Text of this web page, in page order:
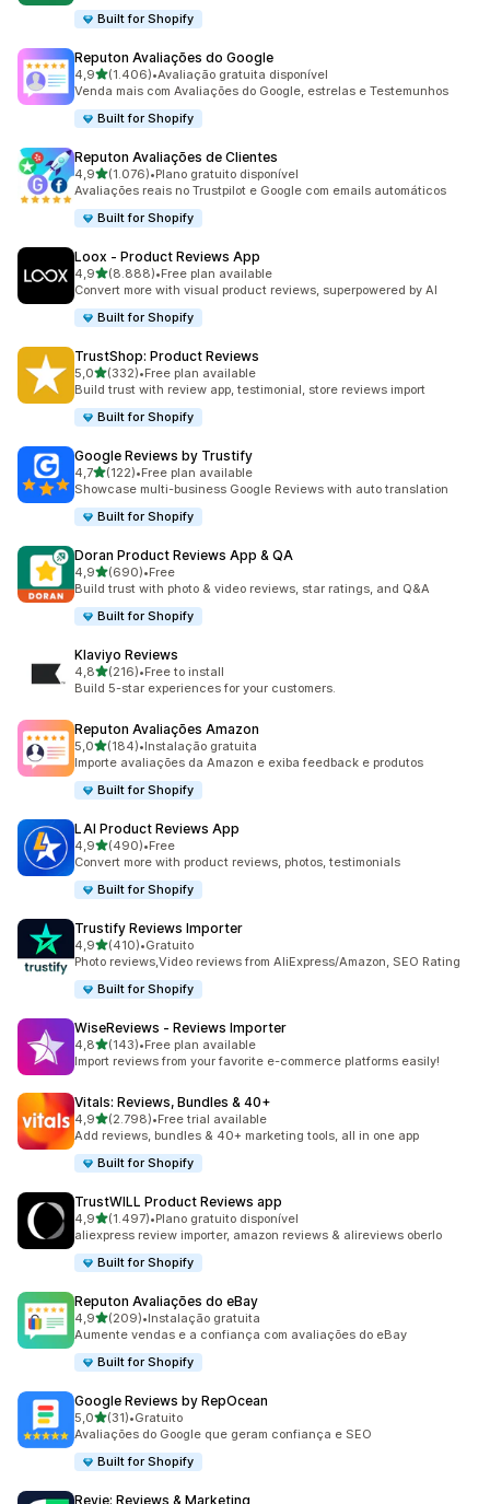
Built for Shopify
Reputon Avaliações do Google
4,9de 5 estrelas
(1.406)
1406 total de avaliações
•Avaliação gratuita disponível
Venda mais com Avaliações do Google, estrelas e Testemunhos
Built for Shopify
Reputon Avaliações de Clientes
4,9de 5 estrelas
(1.076)
1076 total de avaliações
•Plano gratuito disponível
Avaliações reais no Trustpilot e Google com emails automáticos
Built for Shopify
Loox ‑ Product Reviews App
4,9de 5 estrelas
(8.888)
8888 total de avaliações
•Free plan available
Convert more with visual product reviews, superpowered by AI
Built for Shopify
TrustShop: Product Reviews
5,0de 5 estrelas
(332)
332 total de avaliações
•Free plan available
Build trust with review app, testimonial, store reviews import
Built for Shopify
Google Reviews by Trustify
4,7de 5 estrelas
(122)
122 total de avaliações
•Free plan available
Showcase multi-business Google Reviews with auto translation
Built for Shopify
Doran Product Reviews App & QA
4,9de 5 estrelas
(690)
690 total de avaliações
•Free
Build trust with photo & video reviews, star ratings, and Q&A
Built for Shopify
Klaviyo Reviews
4,8de 5 estrelas
(216)
216 total de avaliações
•Free to install
Build 5-star experiences for your customers.
Reputon Avaliações Amazon
5,0de 5 estrelas
(184)
184 total de avaliações
•Instalação gratuita
Importe avaliações da Amazon e exiba feedback e produtos
Built for Shopify
LAI Product Reviews App
4,9de 5 estrelas
(490)
490 total de avaliações
•Free
Convert more with product reviews, photos, testimonials
Built for Shopify
Trustify Reviews Importer
4,9de 5 estrelas
(410)
410 total de avaliações
•Gratuito
Photo reviews,Video reviews from AliExpress/Amazon, SEO Rating
Built for Shopify
WiseReviews ‑ Reviews Importer
4,8de 5 estrelas
(143)
143 total de avaliações
•Free plan available
Import reviews from your favorite e-commerce platforms easily!
Vitals: Reviews, Bundles & 40+
4,9de 5 estrelas
(2.798)
2798 total de avaliações
•Free trial available
Add reviews, bundles & 40+ marketing tools, all in one app
Built for Shopify
TrustWILL Product Reviews app
4,9de 5 estrelas
(1.497)
1497 total de avaliações
•Plano gratuito disponível
aliexpress review importer, amazon reviews & alireviews oberlo
Built for Shopify
Reputon Avaliações do eBay
4,9de 5 estrelas
(209)
209 total de avaliações
•Instalação gratuita
Aumente vendas e a confiança com avaliações do eBay
Built for Shopify
Google Reviews by RepOcean
5,0de 5 estrelas
(31)
31 total de avaliações
•Gratuito
Avaliações do Google que geram confiança e SEO
Built for Shopify
Revie: Reviews & Marketing